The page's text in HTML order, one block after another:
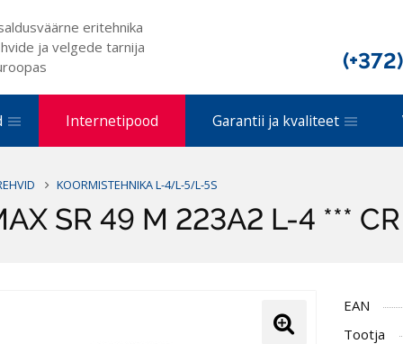
eritehnika
ja velgede tarnija
Internetipood Garantii ja kvaliteet
KOORMISTEHNIKA L-4/L-5/L-5S
SR 49 M 223A2 L-4 ***
EAN
Tootja